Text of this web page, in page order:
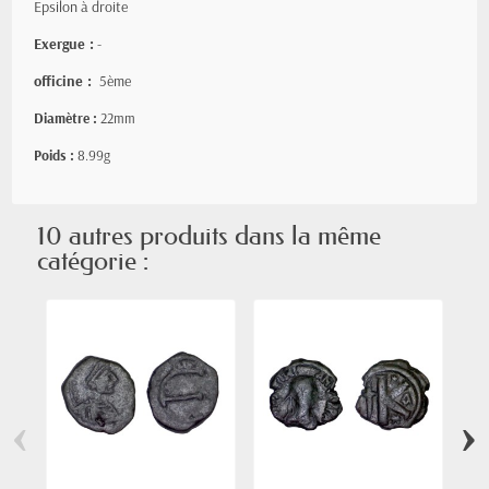
Epsilon à droite
Exergue : -
officine : 5ème
Diamètre : 22mm
Poids : 8.99g
10 autres produits dans la même
catégorie :
‹ ›